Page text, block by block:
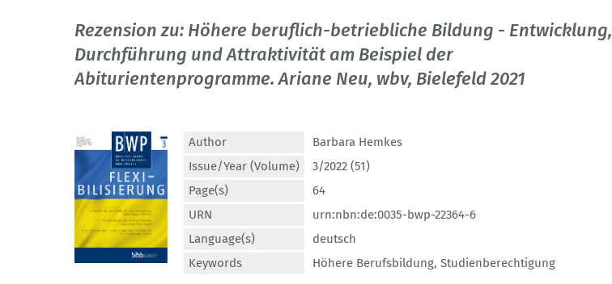
Rezension zu: Höhere beruflich-betriebliche Bildung - Entwicklung,
Durchführung und Attraktivität am Beispiel der
Abiturientenprogramme. Ariane Neu, wbv, Bielefeld 2021
Author
Barbara Hemkes
Issue/Year (Volume)
3/2022 (51)
Page(s)
64
URN
urn:nbn:de:0035-bwp-22364-6
Language(s)
deutsch
Keywords
Höhere Berufsbildung, Studienberechtigung